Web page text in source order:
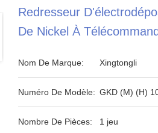
Redresseur
De Nickel À
Nom De Marque: Xingtongli
Numéro De Modèle: GKD (M) (H)
Nombre De Pièces: 1 jeu